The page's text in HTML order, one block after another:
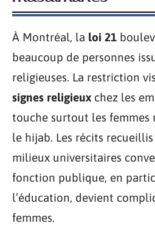
À Montréal, la loi 21
beaucoup de personnes
religieuses. La restriction
signes religieux chez les
touche surtout les femmes
le hijab. Les récits
milieux universitaires
fonction publique, en
l’éducation, devient
femmes.